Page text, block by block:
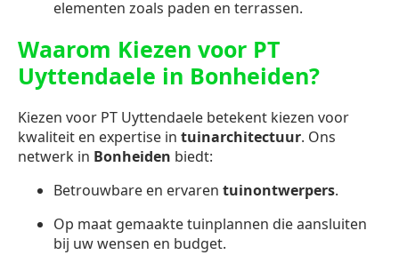
elementen zoals paden en terrassen.
Waarom Kiezen voor PT
Uyttendaele in Bonheiden?
Kiezen voor PT Uyttendaele betekent kiezen voor
kwaliteit en expertise in tuinarchitectuur. Ons
netwerk in Bonheiden biedt:
Betrouwbare en ervaren tuinontwerpers.
Op maat gemaakte tuinplannen die aansluiten
bij uw wensen en budget.